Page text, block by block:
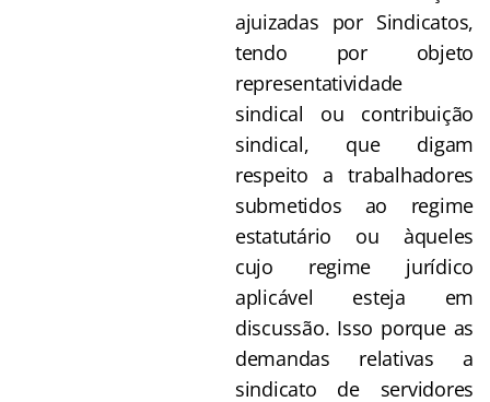
ajuizadas por Sindicatos,
tendo por objeto
representatividade
sindical ou contribuição
sindical, que digam
respeito a trabalhadores
submetidos ao regime
estatutário ou àqueles
cujo regime jurídico
aplicável esteja em
discussão. Isso porque as
demandas relativas a
sindicato de servidores